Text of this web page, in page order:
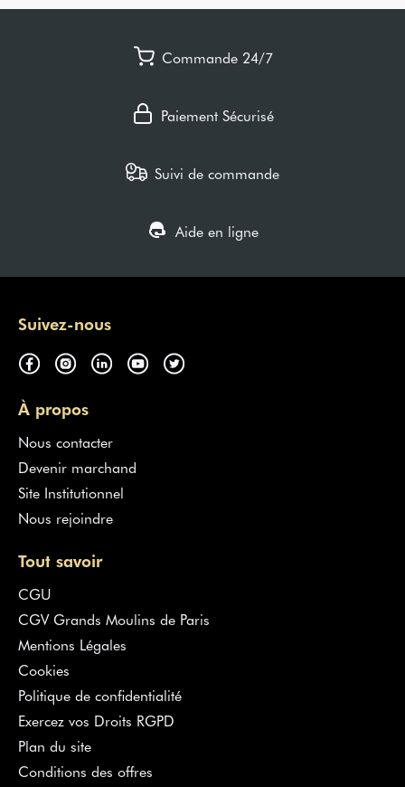
Commande 24/7
Paiement Sécurisé
Suivi de commande
Aide en ligne
Suivez-nous
À propos
Nous contacter
Devenir marchand
Site Institutionnel
Nous rejoindre
Tout savoir
CGU
CGV Grands Moulins de Paris
Mentions Légales
Cookies
Politique de confidentialité
Exercez vos Droits RGPD
Plan du site
Conditions des offres